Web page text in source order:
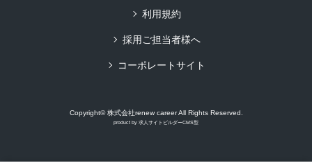
利用規約
採用ご担当者様へ
コーポレートサイト
Copyright© 株式会社renew career All Rights Reserved.
product by 求人サイトビルダーCMS型